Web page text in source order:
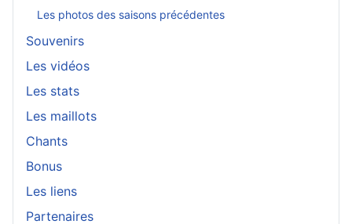
Les photos des saisons précédentes
Souvenirs
Les vidéos
Les stats
Les maillots
Chants
Bonus
Les liens
Partenaires